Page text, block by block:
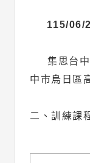
115/06/
集思台中
中市烏日區
二、訓練課